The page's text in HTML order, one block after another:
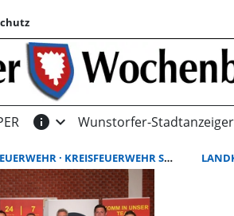
info expand_more Wunstorfer-Stadtanzeiger
KREISFEUERWEHR SCHAUMBURG